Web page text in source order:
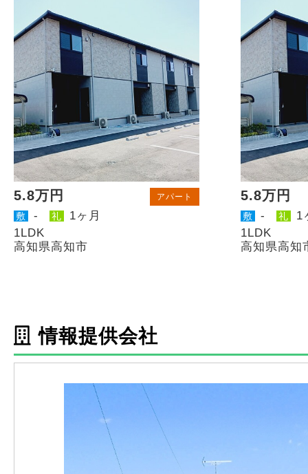
5.8万円 アパート
敷 - 礼
1ヶ月
1LDK
高知県高知市
5.8万円
敷 - 礼
1
1LDK
高知県高知
情報提供会社